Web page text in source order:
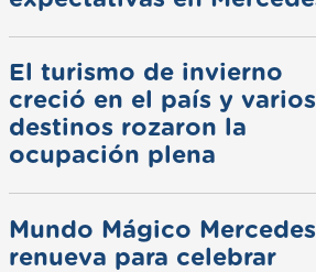
El turismo de invierno
creció en el país y varios
destinos rozaron la
ocupación plena
Mundo Mágico
renueva para celebrar